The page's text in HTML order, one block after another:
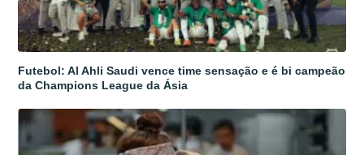
Futebol: Al Ahli Saudi vence time sensação e é bi campeão
da Champions League da Ásia